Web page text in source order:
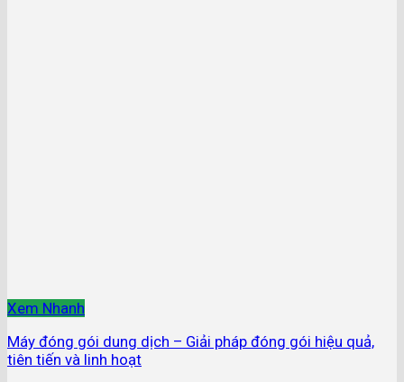
Xem Nhanh
Máy đóng gói dung dịch – Giải pháp đóng gói hiệu quả,
tiên tiến và linh hoạt